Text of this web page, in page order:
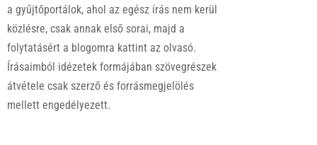
a gyűjtőportálok, ahol az egész írás nem kerül
közlésre, csak annak első sorai, majd a
folytatásért a blogomra kattint az olvasó.
Írásaimból idézetek formájában szövegrészek
átvétele csak szerző és forrásmegjelölés
mellett engedélyezett.